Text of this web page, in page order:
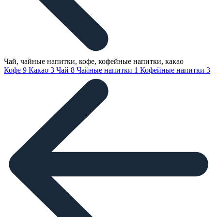
Чай, чайные напитки, кофе, кофейные напитки, какао
Кофе 9 Какао 3 Чай 8 Чайные напитки 1 Кофейные напитки 3